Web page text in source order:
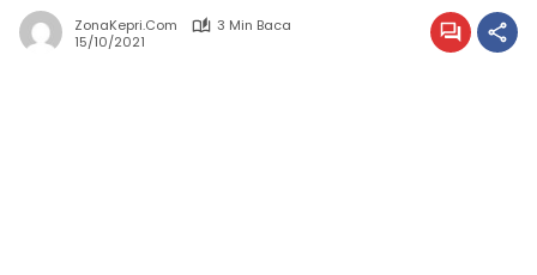
ZonaKepri.com
3 Min Baca
15/10/2021